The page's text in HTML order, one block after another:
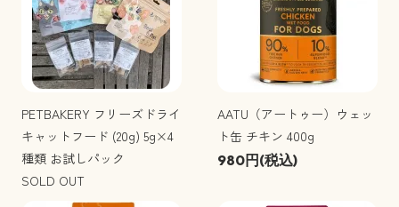
PETBAKERY フリーズドライ
キャットフード (20g) 5g×4
種類 お試しパック
SOLD OUT
AATU（アートゥー）ウェッ
ト缶 チキン 400g
980円(税込)